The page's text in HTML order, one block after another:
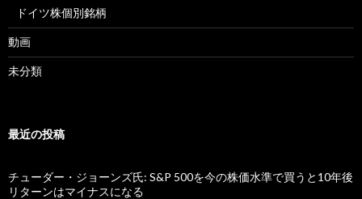
ドイツ株個別銘柄
動画
未分類
最近の投稿
チューダー・ジョーンズ氏: S&P 500を今の株価水準で買うと10年後
リターンはマイナスになる